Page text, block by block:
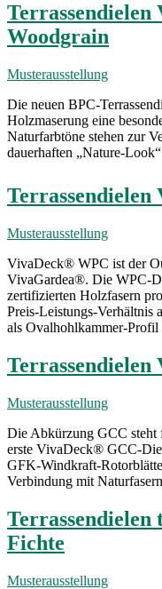
Woodgrain
Musterausstellung
Die neuen BPC-
Holzmaserung eine
Naturfarbtöne stehen zur
dauerhaften „Nature-
Terrassendielen
Musterausstellung
VivaDeck® WPC ist der
VivaGardea®. Die WPC-
zertifizierten Holzfasern
Preis-Leistungs-Verhältnis
als Ovalhohlkammer-Profil
Terrassendielen
Musterausstellung
Die Abkürzung GCC steht
erste VivaDeck® GCC-
GFK-Windkraft-
Verbindung mit
Fichte
Musterausstellung